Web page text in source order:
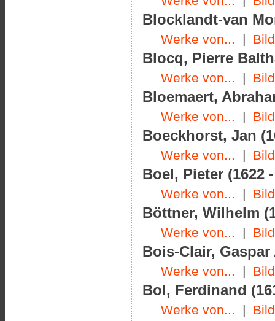
Blocklandt-van
Werke von... |
Blocq, Pierre
Werke von... |
Bloemaert,
Werke von... |
Boeckhorst, Jan
Werke von... |
Boel, Pieter (1622
Werke von... |
Böttner, Wilhelm
Werke von... |
Bois-Clair, Gaspar
Werke von... |
Bol, Ferdinand
Werke von... |